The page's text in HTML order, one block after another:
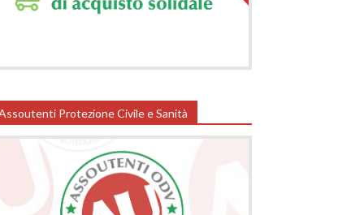
Protezione Civile e Sanità